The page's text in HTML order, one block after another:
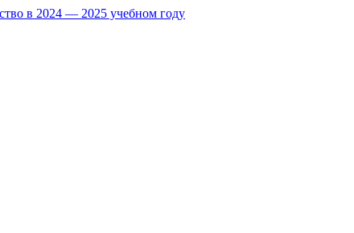
в 2024 — 2025 учебном году